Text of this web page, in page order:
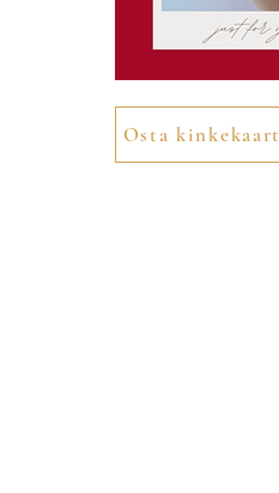
Osta kinkekaart